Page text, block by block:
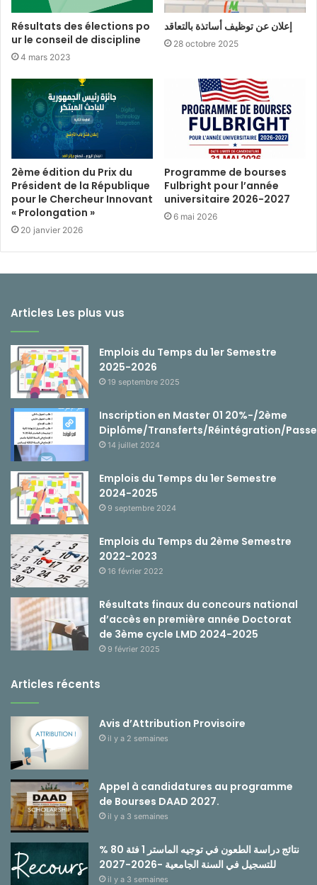
Résultats des élections po
ur le conseil de discipline
4 mars 2023
إعلان عن توظيف أساتذة بالتعاقد
28 octobre 2025
2ème édition du Prix du
Président de la République
pour le Chercheur Innovant
« Prolongation »
20 janvier 2026
Programme de bourses
Fulbright pour l’année
universitaire 2026-2027
6 mai 2026
Articles Les plus vus
Emplois du Temps du 1er Semestre
2025-2026
19 septembre 2025
Inscription en Master 01 20%-/2ème
Diplôme/Transferts/Réintégration/
14 juillet 2024
Emplois du Temps du 1er Semestre
2024-2025
9 septembre 2024
Emplois du Temps du 2ème Semestre
2022-2023
16 février 2022
Résultats finaux du concours national
d’accès en première année Doctorat
de 3ème cycle LMD 2024-2025
9 février 2025
Articles récents
Avis d’Attribution Provisoire
il y a 2 semaines
Appel à candidatures au programme
de Bourses DAAD 2027.
il y a 3 semaines
نتائج دراسة الطعون في توجيه الماستر 1 فئة 80 %
للتسجيل في السنة الجامعية -2026-2027
il y a 3 semaines